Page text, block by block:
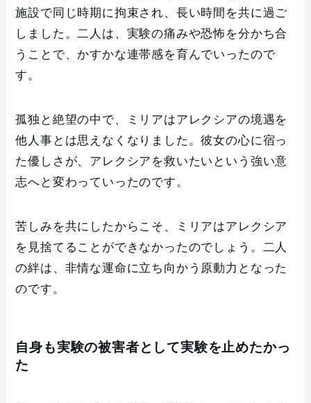
施設で同じ時期に拘束され、長い時間を共に過ご
しました。二人は、実験の痛みや恐怖を分かち合
うことで、かすかな連帯感を育んでいったので
す。
孤独と絶望の中で、ミリアはアレクシアの境遇を
他人事とは思えなくなりました。彼女の心に宿っ
た優しさが、アレクシアを救いたいという強い意
志へと変わっていったのです。
苦しみを共にしたからこそ、ミリアはアレクシア
を見捨てることができなかったのでしょう。二人
の絆は、非情な運命に立ち向かう原動力となった
のです。
自身も実験の被害者として実験を止めたかっ
た